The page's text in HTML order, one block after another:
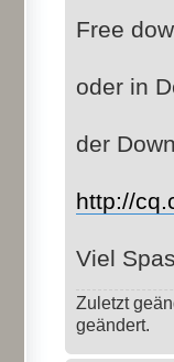
Free
oder in
der
http://
Viel
Zuletzt
geändert.